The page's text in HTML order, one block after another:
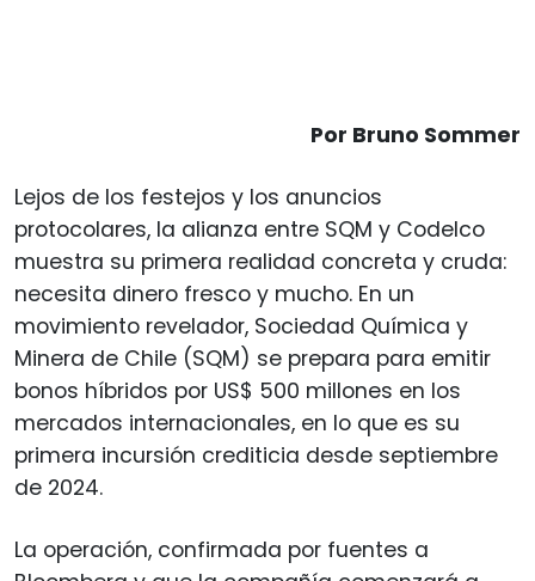
Por Bruno Sommer
Lejos de los festejos y los anuncios
protocolares, la alianza entre SQM y Codelco
muestra su primera realidad concreta y cruda:
necesita dinero fresco y mucho. En un
movimiento revelador, Sociedad Química y
Minera de Chile (SQM) se prepara para emitir
bonos híbridos por US$ 500 millones en los
mercados internacionales, en lo que es su
primera incursión crediticia desde septiembre
de 2024.
La operación, confirmada por fuentes a